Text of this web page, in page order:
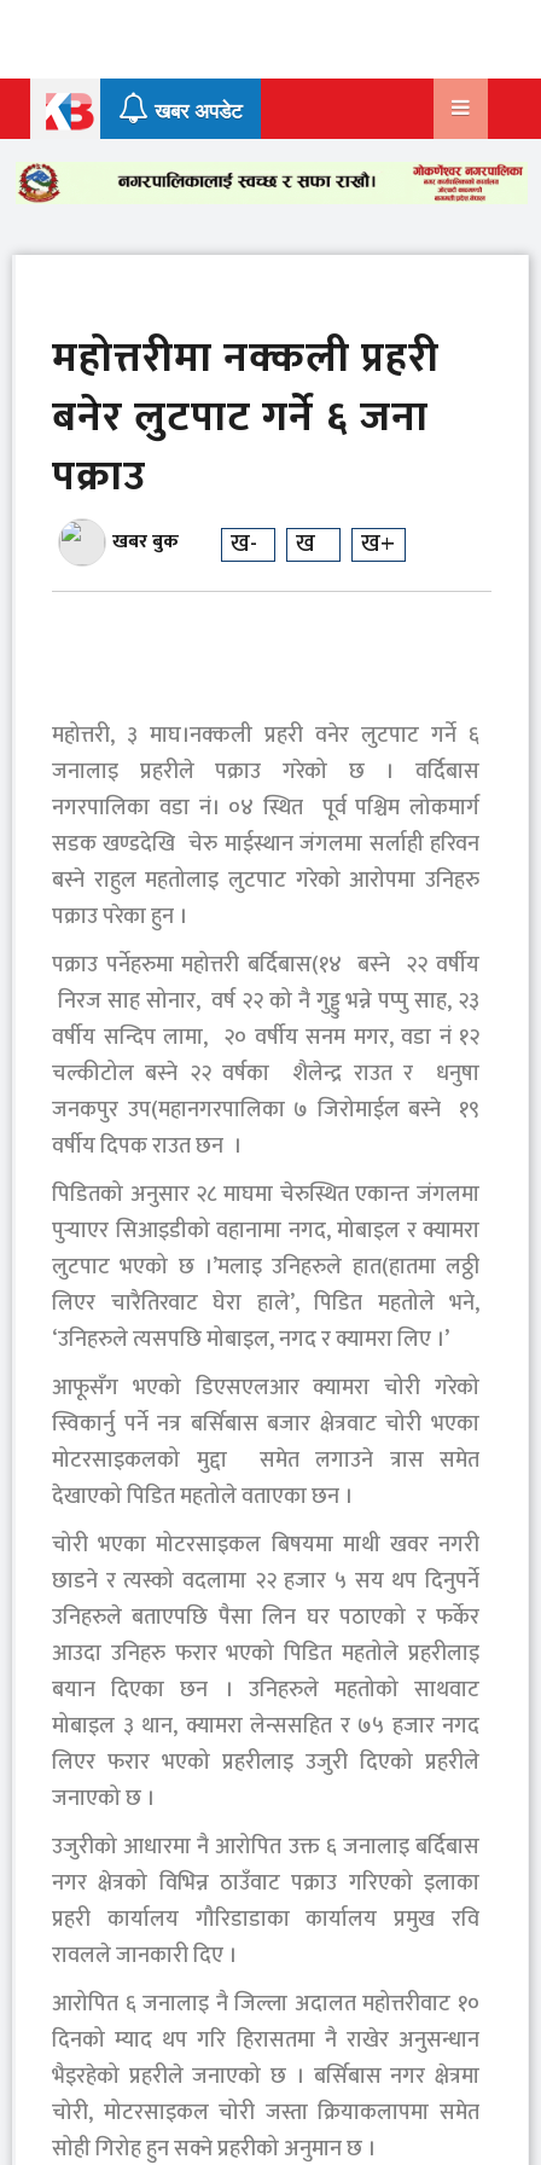
content
खबर अपडेट
महोत्तरीमा नक्कली प्रहरी
बनेर लुटपाट गर्ने ६ जना
पक्राउ
खबर बुक ख- ख ख+
महोत्तरी, ३ माघ।नक्कली प्रहरी वनेर लुटपाट गर्ने ६
जनालाइ प्रहरीले पक्राउ गरेको छ । वर्दिबास
नगरपालिका वडा नं। ०४ स्थित पूर्व पश्चिम लोकमार्ग
सडक खण्डदेखि चेरु माईस्थान जंगलमा सर्लाही हरिवन
बस्ने राहुल महतोलाइ लुटपाट गरेको आरोपमा उनिहरु
पक्राउ परेका हुन ।
पक्राउ पर्नेहरुमा महोत्तरी बर्दिबास(१४ बस्ने २२ वर्षीय
निरज साह सोनार, वर्ष २२ को नै गुड्डु भन्ने पप्पु साह, २३
वर्षीय सन्दिप लामा, २० वर्षीय सनम मगर, वडा नं १२
चल्कीटोल बस्ने २२ वर्षका शैलेन्द्र राउत र धनुषा
जनकपुर उप(महानगरपालिका ७ जिरोमाईल बस्ने १९
वर्षीय दिपक राउत छन ।
पिडितको अनुसार २८ माघमा चेरुस्थित एकान्त जंगलमा
पुर्‍याएर सिआइडीको वहानामा नगद, मोबाइल र क्यामरा
लुटपाट भएको छ ।’मलाइ उनिहरुले हात(हातमा लठ्ठी
लिएर चारैतिरवाट घेरा हाले’, पिडित महतोले भने,
‘उनिहरुले त्यसपछि मोबाइल, नगद र क्यामरा लिए ।’
आफूसँग भएको डिएसएलआर क्यामरा चोरी गरेको
स्विकार्नु पर्ने नत्र बर्सिबास बजार क्षेत्रवाट चोरी भएका
मोटरसाइकलको मुद्दा समेत लगाउने त्रास समेत
देखाएको पिडित महतोले वताएका छन ।
चोरी भएका मोटरसाइकल बिषयमा माथी खवर नगरी
छाडने र त्यस्को वदलामा २२ हजार ५ सय थप दिनुपर्ने
उनिहरुले बताएपछि पैसा लिन घर पठाएको र फर्केर
आउदा उनिहरु फरार भएको पिडित महतोले प्रहरीलाइ
बयान दिएका छन । उनिहरुले महतोको साथवाट
मोबाइल ३ थान, क्यामरा लेन्ससहित र ७५ हजार नगद
लिएर फरार भएको प्रहरीलाइ उजुरी दिएको प्रहरीले
जनाएको छ ।
उजुरीको आधारमा नै आरोपित उक्त ६ जनालाइ बर्दिबास
नगर क्षेत्रको विभिन्न ठाउँवाट पक्राउ गरिएको इलाका
प्रहरी कार्यालय गौरिडाडाका कार्यालय प्रमुख रवि
रावलले जानकारी दिए ।
आरोपित ६ जनालाइ नै जिल्ला अदालत महोत्तरीवाट १०
दिनको म्याद थप गरि हिरासतमा नै राखेर अनुसन्धान
भैइरहेको प्रहरीले जनाएको छ । बर्सिबास नगर क्षेत्रमा
चोरी, मोटरसाइकल चोरी जस्ता क्रियाकलापमा समेत
सोही गिरोह हुन सक्ने प्रहरीको अनुमान छ ।